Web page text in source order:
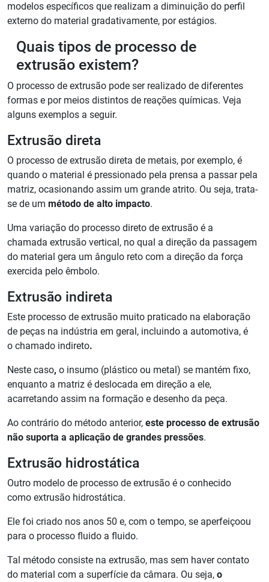
modelos específicos que realizam a diminuição do perfil
externo do material gradativamente, por estágios.
Quais tipos de processo de
extrusão existem?
O processo de extrusão pode ser realizado de diferentes
formas e por meios distintos de reações químicas. Veja
alguns exemplos a seguir.
Extrusão direta
O processo de extrusão direta de metais, por exemplo, é
quando o material é pressionado pela prensa a passar pela
matriz, ocasionando assim um grande atrito. Ou seja, trata-
se de um método de alto impacto.
Uma variação do processo direto de extrusão é a
chamada extrusão vertical, no qual a direção da passagem
do material gera um ângulo reto com a direção da força
exercida pelo êmbolo.
Extrusão indireta
Este processo de extrusão muito praticado na elaboração
de peças na indústria em geral, incluindo a automotiva, é
o chamado indireto.
Neste caso, o insumo (plástico ou metal) se mantém fixo,
enquanto a matriz é deslocada em direção a ele,
acarretando assim na formação e desenho da peça.
Ao contrário do método anterior, este processo de extrusão
não suporta a aplicação de grandes pressões.
Extrusão hidrostática
Outro modelo de processo de extrusão é o conhecido
como extrusão hidrostática.
Ele foi criado nos anos 50 e, com o tempo, se aperfeiçoou
para o processo fluido a fluido.
Tal método consiste na extrusão, mas sem haver contato
do material com a superfície da câmara. Ou seja, o